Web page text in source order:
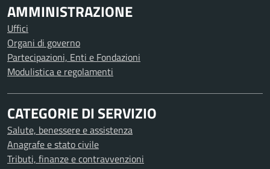
AMMINISTRAZIONE
Uffici
Organi di governo
Partecipazioni, Enti e Fondazioni
Modulistica e regolamenti
CATEGORIE DI SERVIZIO
Salute, benessere e assistenza
Anagrafe e stato civile
Tributi, finanze e contravvenzioni